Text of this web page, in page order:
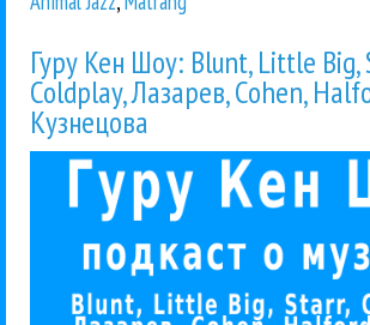
Гуру Кен Шоу: Blunt, Little Big,
Coldplay, Лазарев, Cohen,
Кузнецова